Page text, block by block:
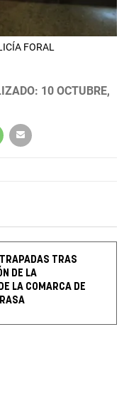
FORAL
10 OCTUBRE,
TRAS
DE LA
LA COMARCA DE